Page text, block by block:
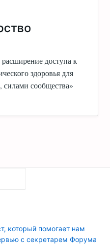
доступа к
здоровья для
сообщества»
который помогает нам
с секретарем Форума